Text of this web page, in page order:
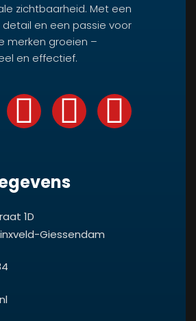
zichtbaarheid. Met een
en een passie voor
merken groeien –
en effectief.
1D
Giessendam